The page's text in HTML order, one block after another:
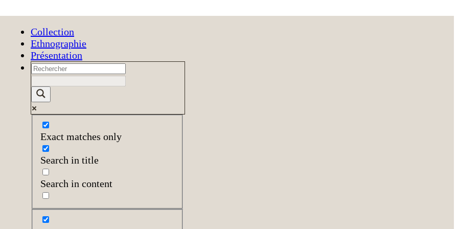
Collection
Ethnographie
Présentation
Exact matches only
Search in title
Search in content